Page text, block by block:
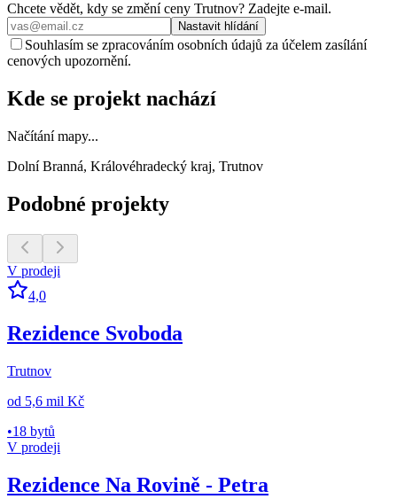
Chcete vědět, kdy se změní ceny Trutnov? Zadejte e‑mail.
Nastavit hlídání
Souhlasím se zpracováním osobních údajů za účelem zasílání
cenových upozornění.
Kde se projekt nachází
Načítání mapy...
Dolní Branná, Královéhradecký kraj, Trutnov
Podobné projekty
V prodeji
4,0
Rezidence Svoboda
Trutnov
od 5,6 mil Kč
•18 bytů
V prodeji
Rezidence Na Rovině - Petra